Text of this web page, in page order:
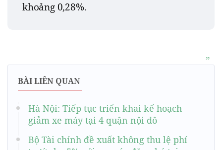
khoảng 0,28%.
BÀI LIÊN QUAN
Hà Nội: Tiếp tục triển khai kế hoạch
giảm xe máy tại 4 quận nội đô
Bộ Tài chính đề xuất không thu lệ phí